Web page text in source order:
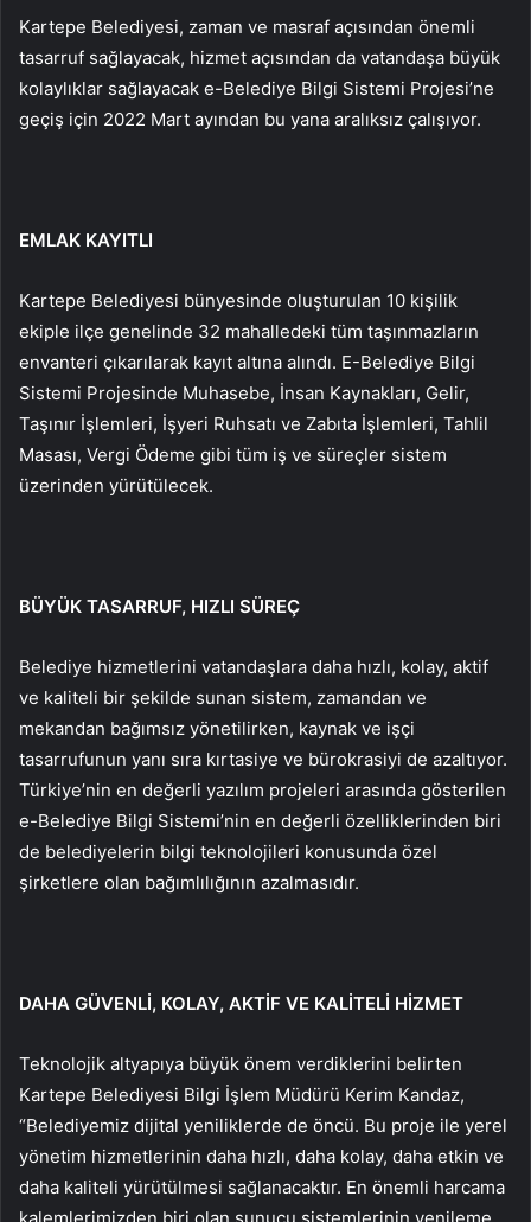
Kartepe Belediyesi, zaman ve masraf açısından önemli
tasarruf sağlayacak, hizmet açısından da vatandaşa büyük
kolaylıklar sağlayacak e-Belediye Bilgi Sistemi Projesi’ne
geçiş için 2022 Mart ayından bu yana aralıksız çalışıyor.
EMLAK KAYITLI
Kartepe Belediyesi bünyesinde oluşturulan 10 kişilik
ekiple ilçe genelinde 32 mahalledeki tüm taşınmazların
envanteri çıkarılarak kayıt altına alındı. E-Belediye Bilgi
Sistemi Projesinde Muhasebe, İnsan Kaynakları, Gelir,
Taşınır İşlemleri, İşyeri Ruhsatı ve Zabıta İşlemleri, Tahlil
Masası, Vergi Ödeme gibi tüm iş ve süreçler sistem
üzerinden yürütülecek.
BÜYÜK TASARRUF, HIZLI SÜREÇ
Belediye hizmetlerini vatandaşlara daha hızlı, kolay, aktif
ve kaliteli bir şekilde sunan sistem, zamandan ve
mekandan bağımsız yönetilirken, kaynak ve işçi
tasarrufunun yanı sıra kırtasiye ve bürokrasiyi de azaltıyor.
Türkiye’nin en değerli yazılım projeleri arasında gösterilen
e-Belediye Bilgi Sistemi’nin en değerli özelliklerinden biri
de belediyelerin bilgi teknolojileri konusunda özel
şirketlere olan bağımlılığının azalmasıdır.
DAHA GÜVENLİ, KOLAY, AKTİF VE KALİTELİ HİZMET
Teknolojik altyapıya büyük önem verdiklerini belirten
Kartepe Belediyesi Bilgi İşlem Müdürü Kerim Kandaz,
“Belediyemiz dijital yeniliklerde de öncü. Bu proje ile yerel
yönetim hizmetlerinin daha hızlı, daha kolay, daha etkin ve
daha kaliteli yürütülmesi sağlanacaktır. En önemli harcama
kalemlerimizden biri olan sunucu sistemlerinin yenileme,